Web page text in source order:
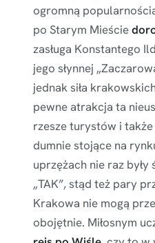
ogromną
po Starym Mieście
zasługa Konstantego
jego słynnej
jednak siła
pewne atrakcja ta
rzesze turystów i
dumnie stojące na
uprzężach nie raz
„TAK”, stąd też pary
Krakowa nie mogą
obojętnie. Miłosnym